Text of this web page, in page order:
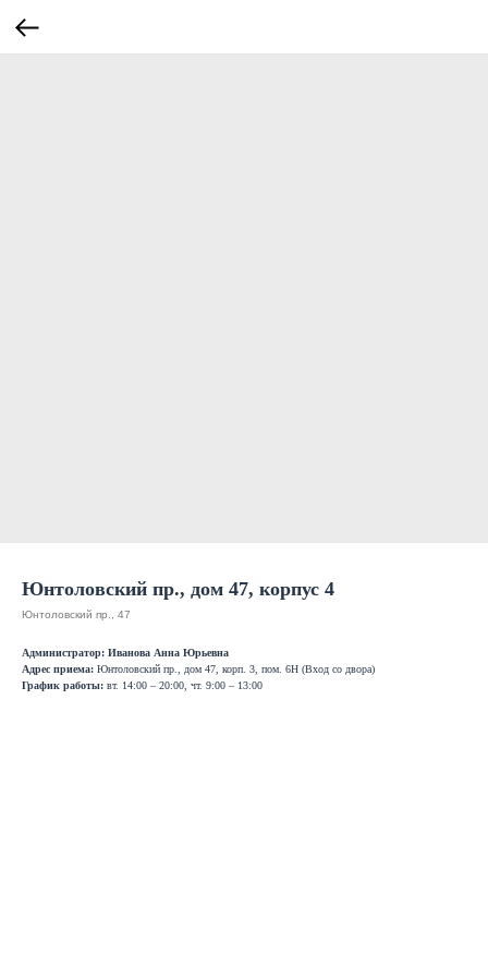
Юнтоловский пр., дом 47, корпус 4
Юнтоловский пр., 47
Администратор: Иванова Анна Юрьевна
Адрес приема: Юнтоловский пр., дом 47, корп. 3, пом. 6Н (Вход со двора)
График работы: вт. 14:00 – 20:00, чт. 9:00 – 13:00